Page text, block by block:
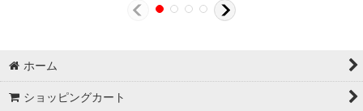
ホーム
ショッピングカート